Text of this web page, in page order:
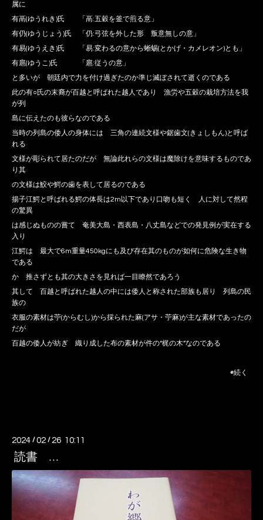
属に
有鬲(ゆうれき)氏 「鬲:五穀を釜で煎る意」
有仍(ゆうじょう)氏 「仍:弓弦を外した形 叛意無しの意」
有易(ゆうえき)氏 「易:変わるの意から蜥蜴(とかげ・カメレオン)とも」
有扈(ゆうこ)氏 「扈:従うの意」
と多いが 朝廷内で力を付け過ぎたのか準じ滅ぼされて逝くのである
此の有○氏の末裔が百越と呼ばれた越人であり 漁労や五穀の栽培方法を我
が列
島に伝えたのも彼らなのである
当時の列島の倭人の身体には 三角の連続文様や鋸歯文(きょしもん)と呼ば
れる
文様が彫られて居たのだが 無論此れらの文様は魔除けを意味するものであ
り其
の文様は鮫や鰐の歯を表して居るのである
揚子江鰐と呼ばれる鰐の体長は2m以下であり口吻も短く 人に対して然程
の驚異
は感じぬものの嘗て 奄美大島・西表島・八丈島などでの発見例が実在する
入り
江鰐は 最大で6m重量450kgにも及び存在其のものが如何に危険な生き物
である
か 推さずとも其の大きさを見れば一目瞭然であろう
其して 百越と呼ばれた越人の中には倭人と称された部族も居り 列島の民
族の
衣服の素材は苧(からむし)から採られた麻(アサ・苧麻)が主な素材であったの
だが
百越の倭人が紡ぎ 織り成した布の素材が件の“梶の木”なのである
◉続く
2024 /02 / 26 10:11
読書 …